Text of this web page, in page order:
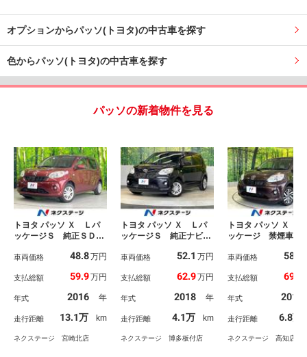
オプションからパッソ(トヨタ)の中古車を探す
色からパッソ(トヨタ)の中古車を探す
パッソの新着物件を見る
トヨタ パッソ Ｘ Ｌパ
ッケージＳ 純正ＳＤナ
被害軽減システム 禁煙
キー ビルトインＥＴ
トライト オートエアコ
ン Ｂｌｕｅｔｏｏｔ
ｈ ＣＤ フルセグ Ｌ
ＥＤフォグ
車両価格 48.8万円
支払総額 59.9万円
年式 2016 年
走行距離 13.1万 km
ネクステージ 宮崎北店
トヨタ パッソ Ｘ Ｌパ
ッケージＳ 純正ナビ
スマートキー 衝突軽減
トエアコン オートライ
車両価格 52.1 万円
支払総額 62.9万円
年式 2018 年
走行距離 4.1万 km
ネクステージ 博多板付店
トヨタ パッソ Ｘ Ｇ
ッケージ 禁煙車
ビ バックモニタ
ｏｏｔｈ再生 フル
ミ アイドリングス
プ ＬＥＤヘッドラ
ト 電動格納ミラー
車両価格 58.9
支払総額 69.9
年式 2016
走行距離 6.8万
ネクステージ 高知店